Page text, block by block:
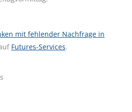
mit fehlender Nachfrage in
Futures-Services.